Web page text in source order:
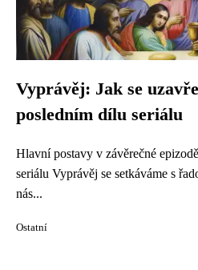
Vyprávěj: Jak se
posledním dílu seriálu
Hlavní postavy v závěrečné
seriálu Vyprávěj se setkáváme s
nás...
Ostatní